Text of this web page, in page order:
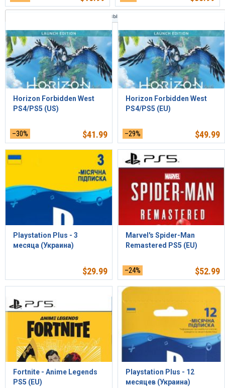
Сортировать по времени: новинки выше
Horizon Forbidden West
PS4/PS5 (US)
–30% $41.99
Horizon Forbidden West
PS4/PS5 (EU)
–29% $49.99
Playstation Plus - 3
месяца (Украина)
$29.99
Marvel's Spider-Man
Remastered PS5 (EU)
–24% $52.99
Fortnite - Anime Legends
PS5 (EU)
Playstation Plus - 12
месяцев (Украина)